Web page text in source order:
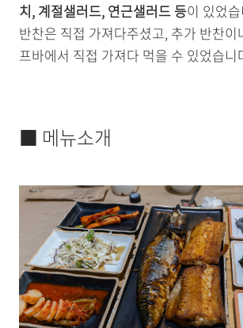
치, 계절샐러드, 연근샐러드 등이 있었
반찬은 직접 가져다주셨고, 추가 반찬이
프바에서 직접 가져다 먹을 수 있었습니
■ 메뉴소개